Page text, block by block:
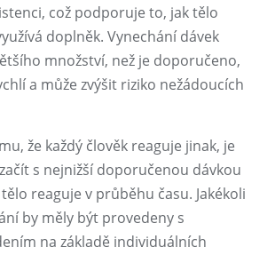
což podporuje to, jak tělo
doplněk. Vynechání dávek
množství, než je doporučeno,
a může zvýšit riziko nežádoucích
že každý člověk reaguje jinak, je
s nejnižší doporučenou dávkou
reaguje v průběhu času. Jakékoli
by měly být provedeny s
na základě individuálních